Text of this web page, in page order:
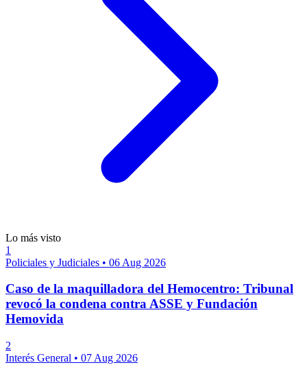
Lo más visto
1
Policiales y Judiciales • 06 Aug 2026
Caso de la maquilladora del Hemocentro: Tribunal
revocó la condena contra ASSE y Fundación
Hemovida
2
Interés General • 07 Aug 2026